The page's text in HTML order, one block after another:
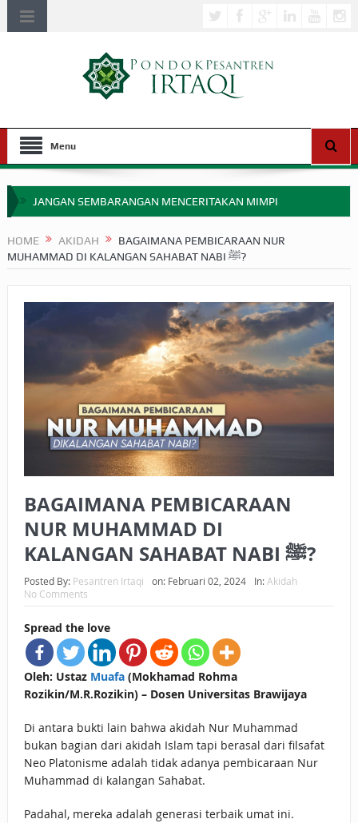
Menu
JANGAN SEMBARANGAN MENCERITAKAN MIMPI
MIMPI YANG DIABAIKAN MENJELANG PERANG BADAR
HAKIKAT NIKMAT DI DUNIA!
BAGAIMANA CARA MEMBAYAR ZAKAT UANG?
UANG HARAM BISA MENJADI HALAL JIKA SEBAB
KEPEMILIKANNYA BERUBAH
ISTIDLAL BATIL VS ISTIDLAL SYAR’I
BAHASA CINTA KARENA ALLAH
HUKUM MEMBAYAR ZAKAT DENGAN CARA MENGANGSUR
HOME AKIDAH
BAGAIMANA PEMBICARAAN NUR
MUHAMMAD DI KALANGAN SAHABAT NABI ﷺ?
BAGAIMANA PEMBICARAAN
NUR MUHAMMAD DI
KALANGAN SAHABAT NABI ﷺ?
Posted By: Pesantren Irtaqi on: Februari 02, 2024 In:Akidah
No Comments
Spread the love
Oleh: Ustaz Muafa(Mokhamad Rohma
Rozikin/M.R.Rozikin) – Dosen Universitas Brawijaya
Di antara bukti lain bahwa akidah Nur Muhammad
bukan bagian dari akidah Islam tapi berasal dari filsafat
Neo Platonisme adalah tidak adanya pembicaraan Nur
Muhammad di kalangan Sahabat.
Padahal, mereka adalah generasi terbaik umat ini.